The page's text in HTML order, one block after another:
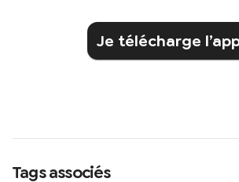
Je télécharge
Tags associés